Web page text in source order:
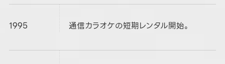
1995 通信カラオケの短期レンタル開始。